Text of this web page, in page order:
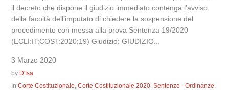
il decreto che dispone il giudizio immediato contenga l’avviso
della facoltà dell’imputato di chiedere la sospensione del
procedimento con messa alla prova Sentenza 19/2020
(ECLI:IT:COST:2020:19) Giudizio: GIUDIZIO...
3 Marzo 2020
by D'Isa
InCorte Costituzionale,Corte Costituzionale 2020,Sentenze - Ordinanze,